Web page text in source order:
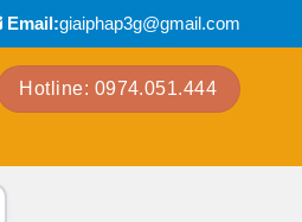
Email:giaiphap3g@gmail.com
Hotline: 0974.051.444